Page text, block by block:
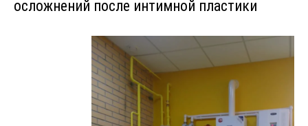
осложнений после интимной пластики